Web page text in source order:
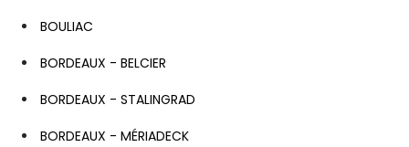
BOULIAC
BORDEAUX - BELCIER
BORDEAUX - STALINGRAD
BORDEAUX - MÉRIADECK